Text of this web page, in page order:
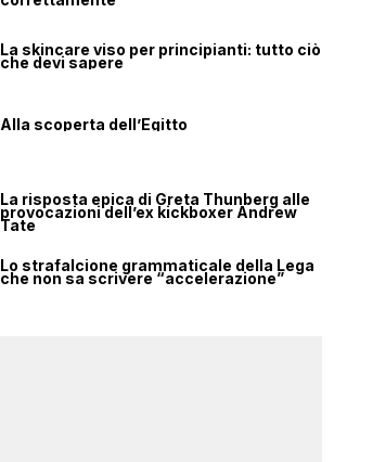
La skincare viso per principianti: tutto ciò
che devi sapere
Alla scoperta dell’Egitto
La risposta epica di Greta Thunberg alle
provocazioni dell’ex kickboxer Andrew
Tate
Lo strafalcione grammaticale della Lega
che non sa scrivere “accelerazione”